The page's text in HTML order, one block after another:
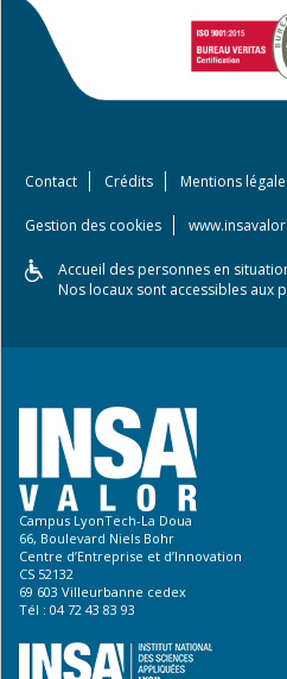
Contact Crédits Mentions
Gestion des cookies
Accueil des personnes en
Nos locaux sont accessibles aux
Campus LyonTech-La Doua
66, Boulevard Niels Bohr
Centre d’Entreprise et d’Innovation
CS 52132
69 603 Villeurbanne cedex
Tél : 04 72 43 83 93